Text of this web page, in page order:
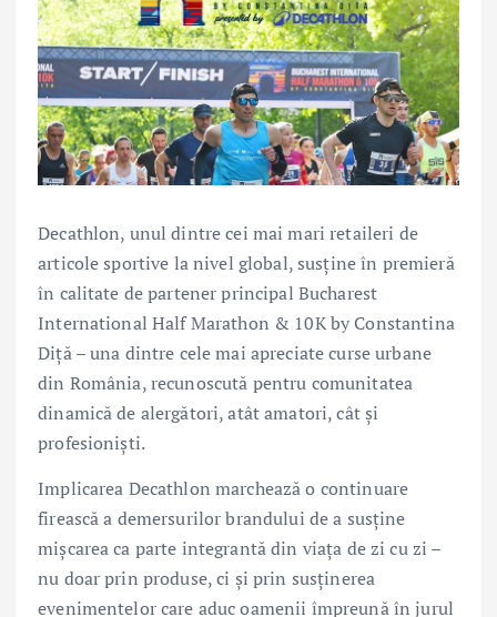
Decathlon, unul dintre cei mai mari retaileri de
articole sportive la nivel global, susține în premieră
în calitate de partener principal Bucharest
International Half Marathon & 10K by Constantina
Diță – una dintre cele mai apreciate curse urbane
din România, recunoscută pentru comunitatea
dinamică de alergători, atât amatori, cât și
profesioniști.
Implicarea Decathlon marchează o continuare
firească a demersurilor brandului de a susține
mișcarea ca parte integrantă din viața de zi cu zi –
nu doar prin produse, ci și prin susținerea
evenimentelor care aduc oamenii împreună în jurul